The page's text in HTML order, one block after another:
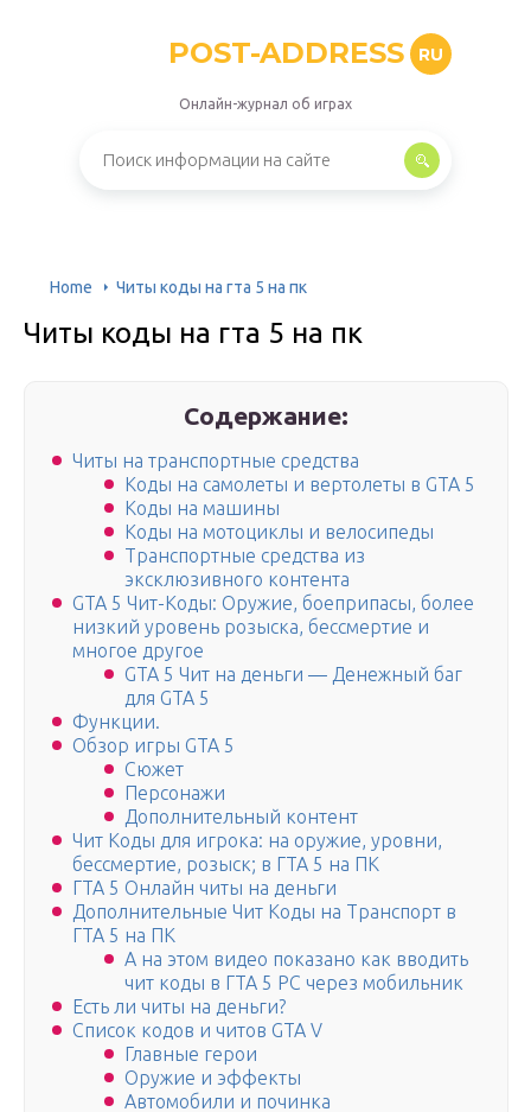
POST-ADDRESS RU
Онлайн-журнал об играх
Home Читы коды на гта 5 на пк
Читы коды на гта 5 на пк
Содержание:
Читы на транспортные средства
Коды на самолеты и вертолеты в GTA 5
Коды на машины
Коды на мотоциклы и велосипеды
Транспортные средства из
эксклюзивного контента
GTA 5 Чит-Коды: Оружие, боеприпасы, более
низкий уровень розыска, бессмертие и
многое другое
GTA 5 Чит на деньги — Денежный баг
для GTA 5
Функции.
Обзор игры GTA 5
Сюжет
Персонажи
Дополнительный контент
Чит Коды для игрока: на оружие, уровни,
бессмертие, розыск; в ГТА 5 на ПК
ГТА 5 Онлайн читы на деньги
Дополнительные Чит Коды на Транспорт в
ГТА 5 на ПК
А на этом видео показано как вводить
чит коды в ГТА 5 PC через мобильник
Есть ли читы на деньги?
Список кодов и читов GTA V
Главные герои
Оружие и эффекты
Автомобили и починка